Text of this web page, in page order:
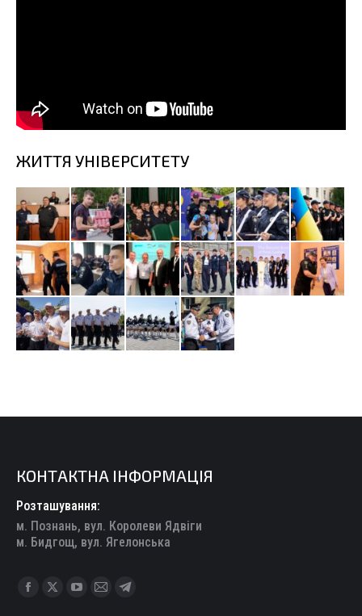
ЖИТТЯ УНІВЕРСИТЕТУ
КОНТАКТНА ІНФОРМАЦІЯ
Розташування:
м. Познань, вул. Королеви Ядвіги
м. Бидгощ, вул. Ягелонська
Find us on:
Facebook
X
YouTube
Mail
Telegram